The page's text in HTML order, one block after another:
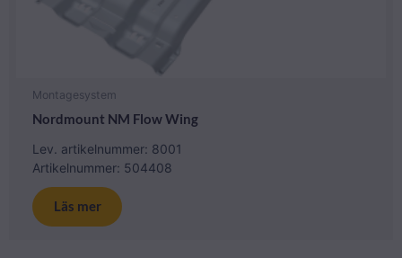
Montagesystem
Nordmount NM Flow Wing
Lev. artikelnummer: 8001
Artikelnummer: 504408
Läs mer